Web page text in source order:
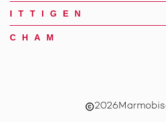
ITTIGEN
CHAM
copyright2026